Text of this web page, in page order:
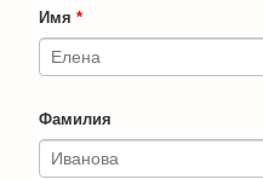
Имя *
Фамилия